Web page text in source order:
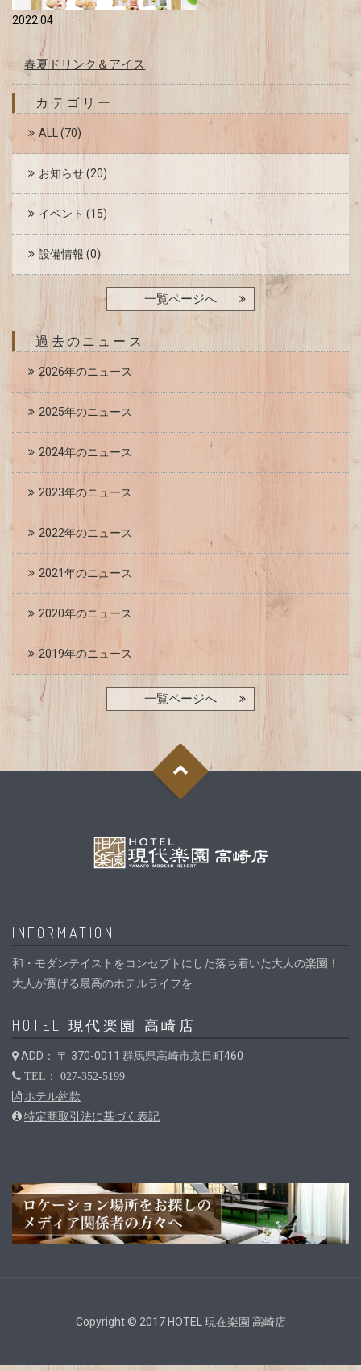
2022.04
春夏ドリンク＆アイス
カテゴリー
ALL (70)
お知らせ(20)
イベント (15)
設備情報 (0)
一覧ページへ
過去のニュース
2026年のニュース
2025年のニュース
2024年のニュース
2023年のニュース
2022年のニュース
2021年のニュース
2020年のニュース
2019年のニュース
一覧ページへ
INFORMATION
和・モダンテイストをコンセプトにした落ち着いた大人の楽園！
大人が寛げる最高のホテルライフを
HOTEL 現代楽園 高崎店
ADD： 〒 370-0011 群馬県高崎市京目町460
TEL： 027-352-5199
ホテル約款
特定商取引法に基づく表記
Copyright © 2017 HOTEL 現在楽園 高崎店